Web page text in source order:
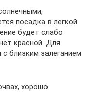
посадка в легкой
будет слабо
красной. Для
близким залеганием
хорошо